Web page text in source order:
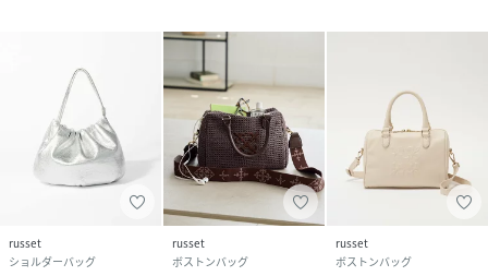
russet
ショルダーバッグ
russet
ボストンバッグ
russet
ボストンバッグ